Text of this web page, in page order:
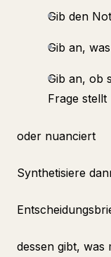
Gib den
Gib an,
Gib an, ob
Frage stellt
oder nuanciert
Synthetisiere
dessen gibt, was